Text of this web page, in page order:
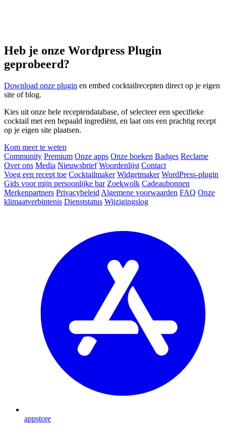
Heb je onze Wordpress Plugin
geprobeerd?
Download onze plugin en embed cocktailrecepten direct op je eigen
site of blog.
Kies uit onze hele receptendatabase, of selecteer een specifieke
cocktail met een bepaald ingrediënt, en laat ons een prachtig recept
op je eigen site plaatsen.
Kom meer te weten
Community Premium Onze apps Onze boeken Badges Reclame
Over ons Media Nieuwsbrief Woordenlijst Contact
Voeg een recept toe Cocktailmaker Widgetmaker WordPress-plugin
Gids voor mijn persoonlijke bar Zoekwolk Cadeaubonnen
Merkenpartners Privacybeleid Algemene voorwaarden FAQ Onze
klimaatverbintenis Dienststatus Wijzigingslog
appstore